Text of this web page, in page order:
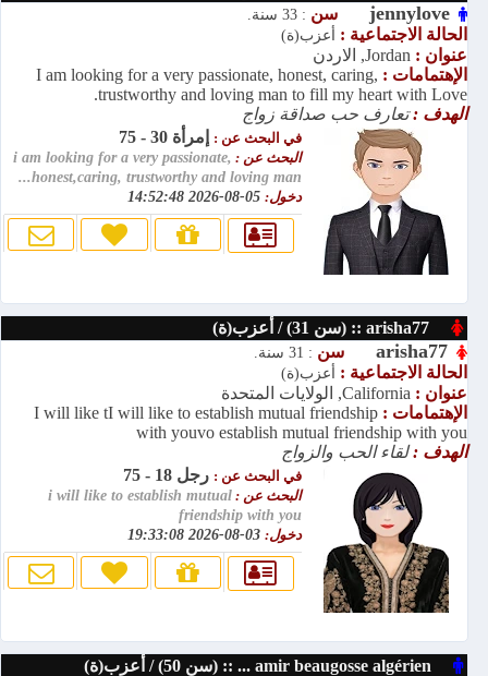
jennylove سن : 33 سنة.
الحالة الاجتماعية : أعزب(ة)
عنوان : Jordan, الاردن
الإهتمامات : I am looking for a very passionate, honest, caring,
trustworthy and loving man to fill my heart with Love.
الهدف :تعارف حب صداقة زواج
في البحث عن : إمرأة 30 - 75
البحث عن : i am looking for a very passionate,
honest,caring, trustworthy and loving man...
دخول:
arisha77 :: (سن 31) / أعزب(ة)
arisha77 سن : 31 سنة.
الحالة الاجتماعية : أعزب(ة)
عنوان : California, الولايات المتحدة
الإهتمامات : I will like tI will like to establish mutual friendship
with youvo establish mutual friendship with you
الهدف :لقاء الحب والزواج
في البحث عن : رجل 18 - 75
البحث عن : i will like to establish mutual
friendship with you
دخول:
amir beaugosse algérien ... :: (سن 50) / أعزب(ة)